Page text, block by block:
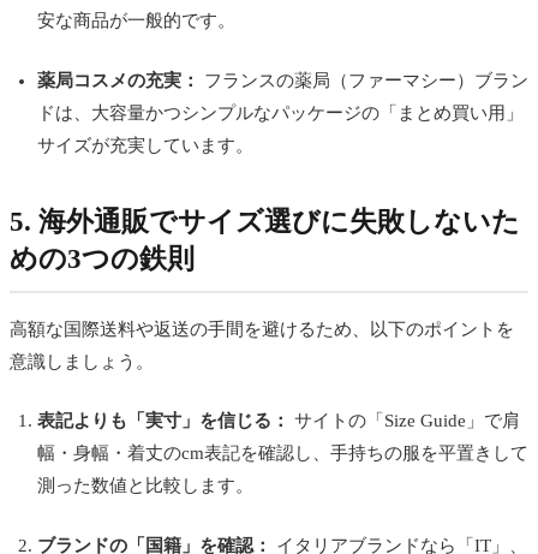
安な商品が一般的です。
薬局コスメの充実：
フランスの薬局（ファーマシー）ブラン
ドは、大容量かつシンプルなパッケージの「まとめ買い用」
サイズが充実しています。
5. 海外通販でサイズ選びに失敗しないた
めの3つの鉄則
高額な国際送料や返送の手間を避けるため、以下のポイントを
意識しましょう。
表記よりも「実寸」を信じる：
サイトの「Size Guide」で肩
幅・身幅・着丈のcm表記を確認し、手持ちの服を平置きして
測った数値と比較します。
ブランドの「国籍」を確認：
イタリアブランドなら「IT」、